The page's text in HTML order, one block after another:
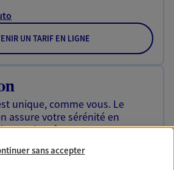
UN TARIF EN LIGNE
unique, comme vous. Le
assure votre sérénité en
vous tient à coeur.
sans accepter